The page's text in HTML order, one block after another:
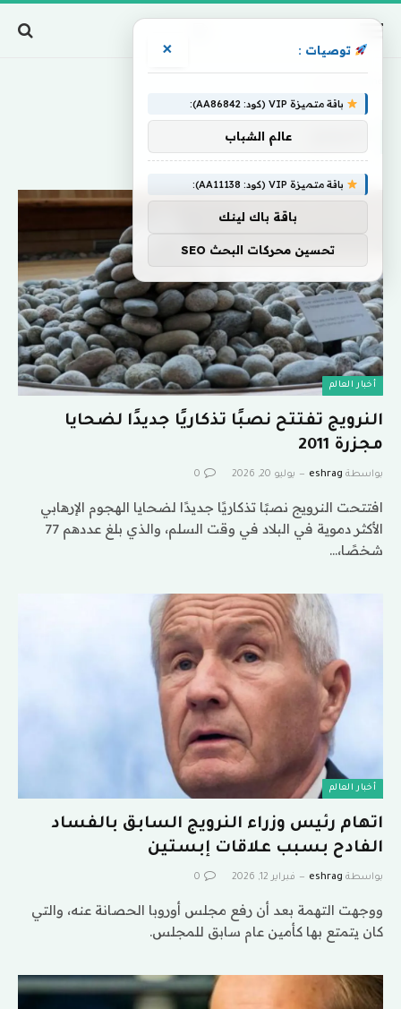
أخبار العالم
النرويج تفتتح نصبًا تذكاريًا جديدًا لضحايا
مجزرة 2011
بواسطة eshrag يوليو 20, 2026 0
افتتحت النرويج نصبًا تذكاريًا جديدًا لضحايا الهجوم الإرهابي
الأكثر دموية في البلاد في وقت السلم، والذي بلغ عددهم 77
شخصًا،…
أخبار العالم
اتهام رئيس وزراء النرويج السابق بالفساد
الفادح بسبب علاقات إبستين
بواسطة eshrag فبراير 12, 2026 0
ووجهت التهمة بعد أن رفع مجلس أوروبا الحصانة عنه، والتي
كان يتمتع بها كأمين عام سابق للمجلس.
توصيات : ×
باقة متميزة VIP (كود: AA86842):
عالم الشباب
باقة متميزة VIP (كود: AA11138):
باقة باك لينك
تحسين محركات البحث SEO